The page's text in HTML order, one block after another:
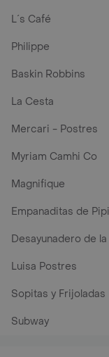
L´s Café
Philippe
Baskin Robbins
La Cesta
Mercari - Postres
Myriam Camhi Co
Magnifique
Empanaditas de
Desayunadero de
Luisa Postres
Sopitas y Frijoladas
Subway